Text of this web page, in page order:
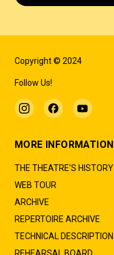
Copyright © 2024
Follow Us!
MORE INFORMATION
THE THEATRE'S HISTORY
WEB TOUR
ARCHIVE
REPERTOIRE ARCHIVE
TECHNICAL DESCRIPTION